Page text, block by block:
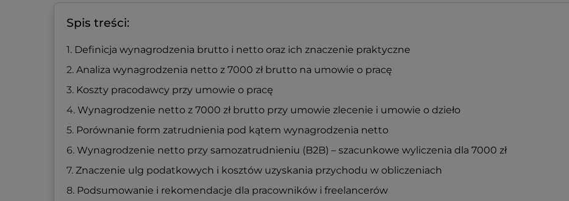
Spis treści:
Definicja wynagrodzenia brutto i netto oraz ich znaczenie praktyczne
Analiza wynagrodzenia netto z 7000 zł brutto na umowie o pracę
Koszty pracodawcy przy umowie o pracę
Wynagrodzenie netto z 7000 zł brutto przy umowie zlecenie i umowie o dzieło
Porównanie form zatrudnienia pod kątem wynagrodzenia netto
Wynagrodzenie netto przy samozatrudnieniu (B2B) – szacunkowe wyliczenia dla 7000 zł
Znaczenie ulg podatkowych i kosztów uzyskania przychodu w obliczeniach
Podsumowanie i rekomendacje dla pracowników i freelancerów